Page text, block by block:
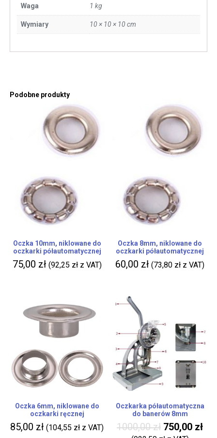
Waga 1 kg
Wymiary 10 × 10 × 10 cm
Podobne produkty
Oczka 10mm, niklowane do
oczkarki półautomatycznej
75,00 zł (92,25 złz VAT)
Oczka 8mm, niklowane do
oczkarki półautomatycznej
60,00 zł (73,80 zł z VAT)
Oczka 6mm, niklowane do
oczkarki ręcznej
85,00 zł (104,55 zł z VAT)
Oczkarka półautomatyczna
do banerów 8mm
1000,00zł 750,00 zł